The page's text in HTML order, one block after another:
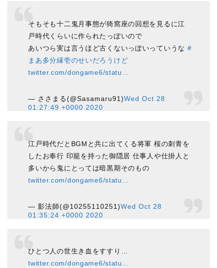
そもそも十二鬼月事態が猗窩座の回想を見るに江
戸時代くらいに作られたっぽいので
あいつら実は言うほど古くないっぽいっていうな #
まあ多分縁壱のせいだろうけど
twitter.com/dongame6/statu…
— ささまる(@Sasamaru91)Wed Oct 28
01:27:49 +0000 2020
江戸時代だとBGMと共に出てくる将軍 桜の刺青を
したお奉行 印籠を持った御隠居 仕事人や仕掛人と
多いから鬼にとっては暗黒期そのもの
twitter.com/dongame6/statu…
— 影法師(@10255110251)Wed Oct 28
01:35:24 +0000 2020
ひとつ人の世生き血をすすり…
twitter.com/dongame6/statu…